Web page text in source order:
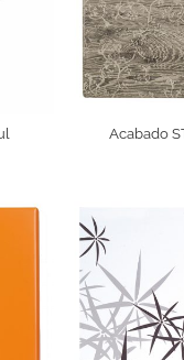
Acabado